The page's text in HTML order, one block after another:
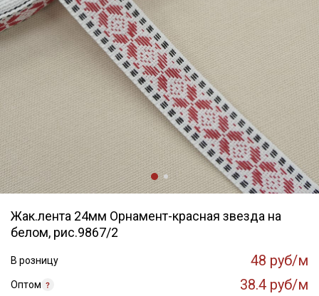
Жак.лента 24мм Орнамент-красная звезда на
белом, рис.9867/2
В розницу 48 руб/м
Оптом 38.4 руб/м